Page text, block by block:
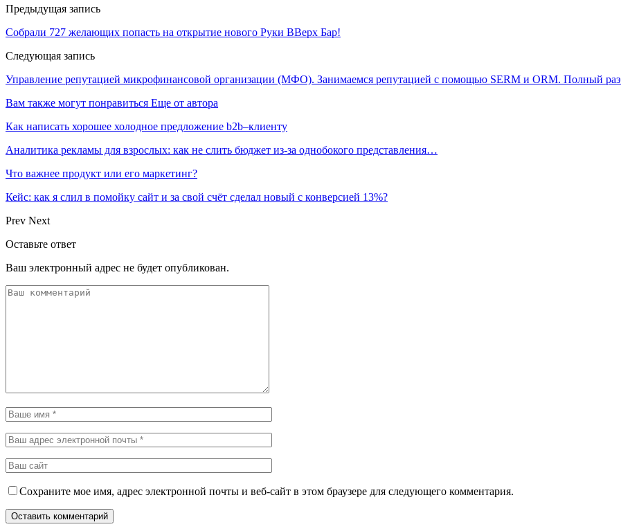
Предыдущая запись
Собрали 727 желающих попасть на открытие нового Руки ВВерх Бар!
Следующая запись
Управление репутацией микрофинансовой организации (МФО). Занимаемся репутацией с помощью SERM и ORM. Полный
Вам также могут понравиться Еще от автора
Как написать хорошее холодное предложение b2b–клиенту
Аналитика рекламы для взрослых: как не слить бюджет из-за однобокого представления…
Что важнее продукт или его маркетинг?
Кейс: как я слил в помойку сайт и за свой счёт сделал новый с конверсией 13%?
Prev Next
Оставьте ответ
Ваш электронный адрес не будет опубликован.
Сохраните мое имя, адрес электронной почты и веб-сайт в этом браузере для следующего комментария.